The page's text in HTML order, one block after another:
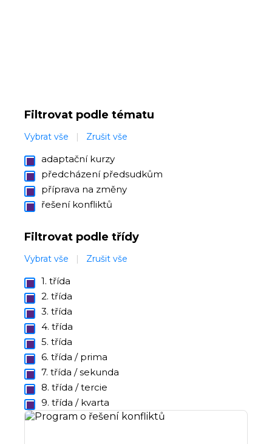
Filtrovat podle tématu
Vybrat vše | Zrušit vše
adaptační kurzy
předcházení předsudkům
příprava na změny
řešení konfliktů
Filtrovat podle třídy
Vybrat vše | Zrušit vše
1. třída
2. třída
3. třída
4. třída
5. třída
6. třída / prima
7. třída / sekunda
8. třída / tercie
9. třída / kvarta